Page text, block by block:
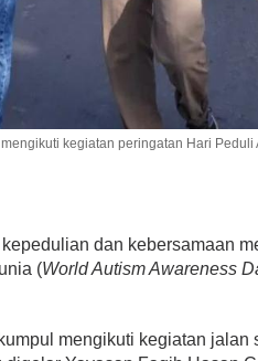
kegiatan peringatan Hari
dan kebersamaan
(World Autism Awareness
mengikuti kegiatan jalan